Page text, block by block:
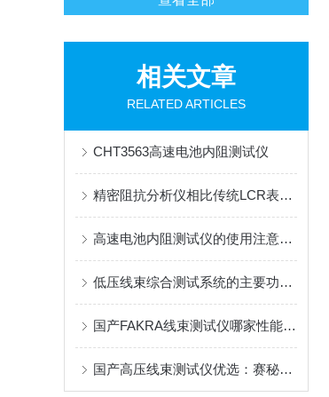
相关文章
RELATED ARTICLES
CHT3563高速电池内阻测试仪
精密阻抗分析仪相比传统LCR表有哪些优势？
高速电池内阻测试仪的使用注意事项
低压线束综合测试系统的主要功能介绍
国产FAKRA线束测试仪哪家性能好？赛秘尔SAIMR5000核心电气性能深度解析
国产高压线束测试仪优选：赛秘尔，以技术实力赋能工业检测升级